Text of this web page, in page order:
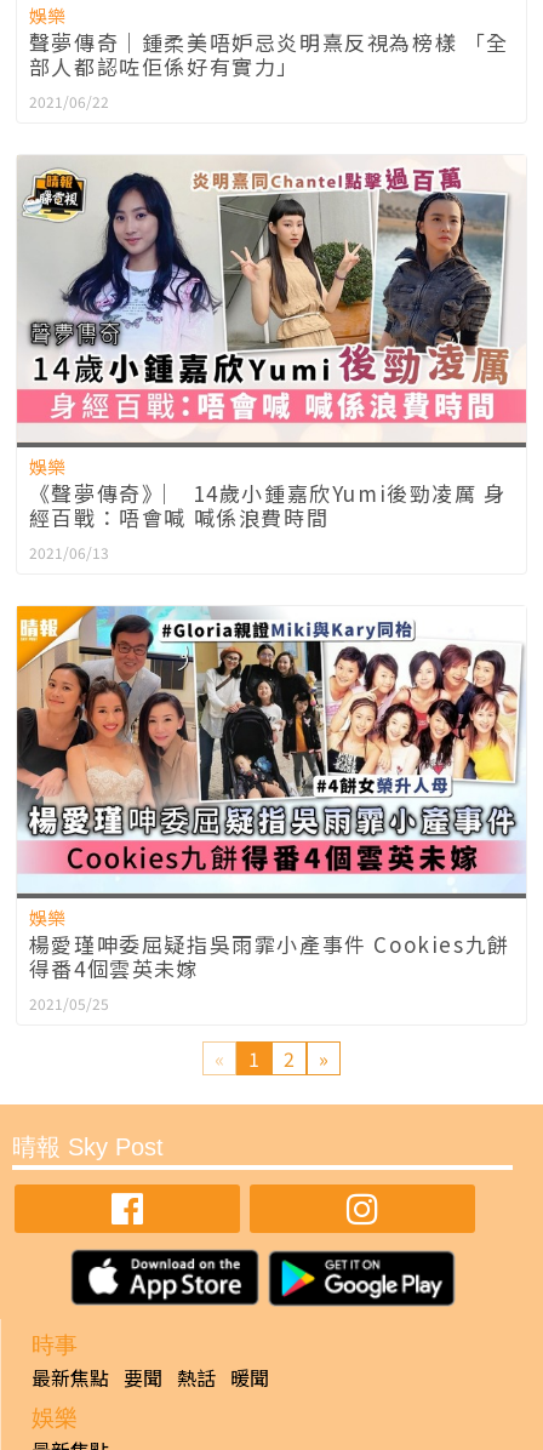
娛樂
聲夢傳奇｜鍾柔美唔妒忌炎明熹反視為榜樣 「全
部人都認咗佢係好有實力」
2021/06/22
娛樂
《聲夢傳奇》︳ 14歲小鍾嘉欣Yumi後勁凌厲 身
經百戰：唔會喊 喊係浪費時間
2021/06/13
娛樂
楊愛瑾呻委屈疑指吳雨霏小產事件 Cookies九餅
得番4個雲英未嫁
2021/05/25
« 1 2 »
晴報 Sky Post
時事
最新焦點 要聞 熱話 暖聞
娛樂